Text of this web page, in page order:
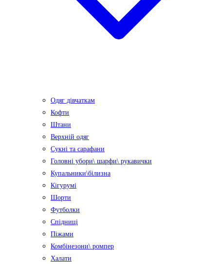
Одяг дівчаткам
Кофти
Штани
Верхній одяг
Сукні та сарафани
Головні убори\ шарфи\ рукавички
Купальники\білизна
Кігурумі
Шорти
Футболки
Спідниці
Піжами
Комбінезони\ ромпер
Халати